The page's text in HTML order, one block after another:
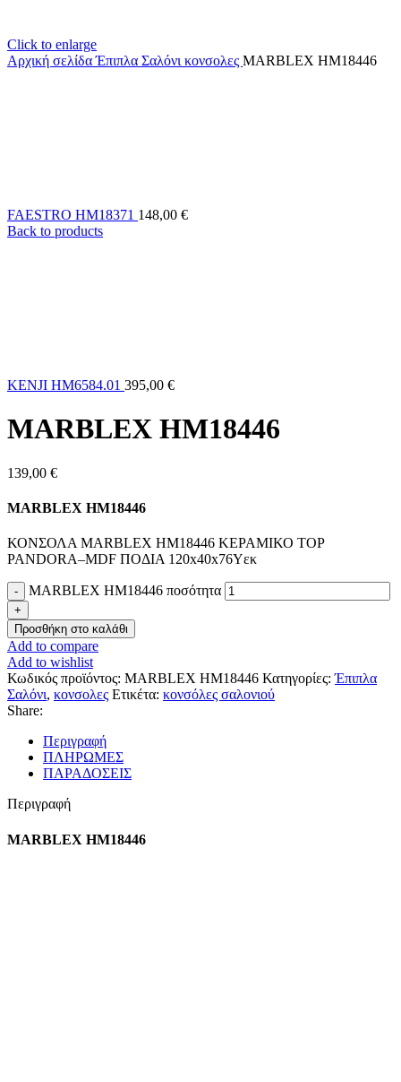
Click to enlarge
Αρχική σελίδαΈπιπλα Σαλόνι κονσολες MARBLEX HM18446
FAESTRO HM18371 148,00 €
Back to products
KENJI HM6584.01 395,00 €
MARBLEX HM18446
139,00 €
MARBLEX HM18446
ΚΟΝΣΟΛΑ MARBLEX HM18446 ΚΕΡΑΜΙΚΟ TOP
PANDORA–MDF ΠΟΔΙΑ 120x40x76Υεκ
MARBLEX HM18446 ποσότητα
Προσθήκη στο καλάθι
Add to compare
Add to wishlist
Κωδικός προϊόντος: MARBLEX HM18446 Κατηγορίες: Έπιπλα
Σαλόνι, κονσολες Ετικέτα: κονσόλες σαλονιού
Share:
Περιγραφή
ΠΛΗΡΩΜΕΣ
ΠΑΡΑΔΟΣΕΙΣ
Περιγραφή
MARBLEX HM18446